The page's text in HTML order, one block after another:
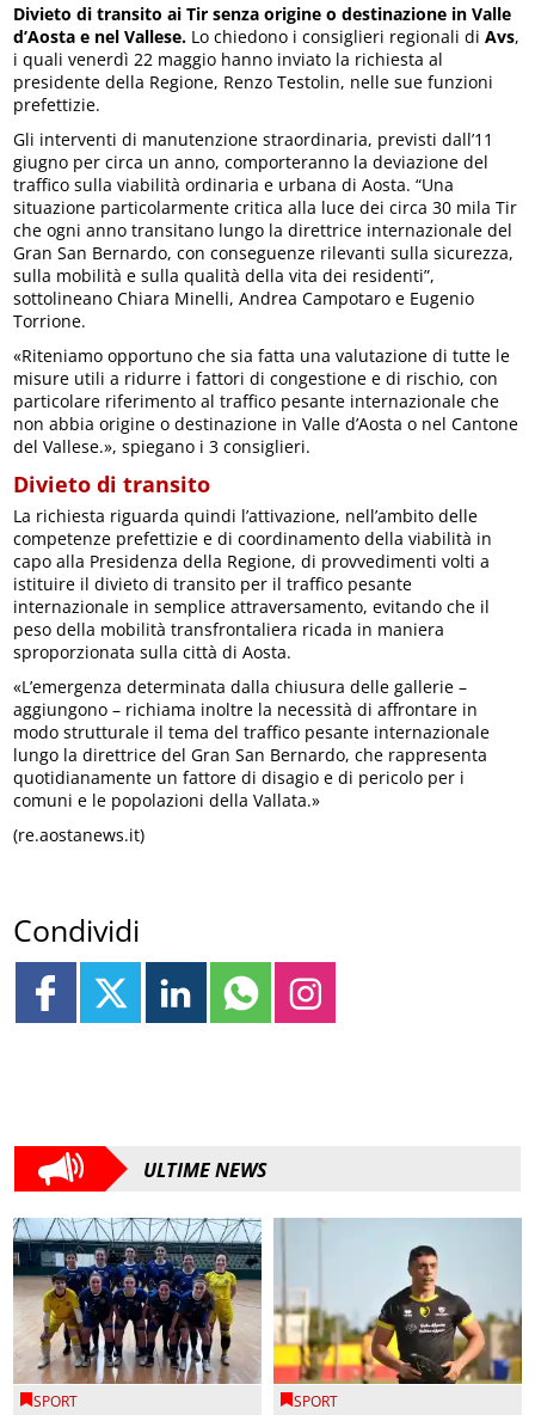
Divieto di transito ai Tir senza origine o destinazione in Valle
d’Aosta e nel Vallese. Lo chiedono i consiglieri regionali diAvs,
i quali venerdì 22 maggio hanno inviato la richiesta al
presidente della Regione, Renzo Testolin, nelle sue funzioni
prefettizie.
Gli interventi di manutenzione straordinaria, previsti dall’11
giugno per circa un anno, comporteranno la deviazione del
traffico sulla viabilità ordinaria e urbana di Aosta. “Una
situazione particolarmente critica alla luce dei circa 30 mila Tir
che ogni anno transitano lungo la direttrice internazionale del
Gran San Bernardo, con conseguenze rilevanti sulla sicurezza,
sulla mobilità e sulla qualità della vita dei residenti”,
sottolineano Chiara Minelli, Andrea Campotaro e Eugenio
Torrione.
«Riteniamo opportuno che sia fatta una valutazione di tutte le
misure utili a ridurre i fattori di congestione e di rischio, con
particolare riferimento al traffico pesante internazionale che
non abbia origine o destinazione in Valle d’Aosta o nel Cantone
del Vallese.», spiegano i 3 consiglieri.
Divieto di transito
La richiesta riguarda quindi l’attivazione, nell’ambito delle
competenze prefettizie e di coordinamento della viabilità in
capo alla Presidenza della Regione, di provvedimenti volti a
istituire il divieto di transito per il traffico pesante
internazionale in semplice attraversamento, evitando che il
peso della mobilità transfrontaliera ricada in maniera
sproporzionata sulla città di Aosta.
«L’emergenza determinata dalla chiusura delle gallerie –
aggiungono – richiama inoltre la necessità di affrontare in
modo strutturale il tema del traffico pesante internazionale
lungo la direttrice del Gran San Bernardo, che rappresenta
quotidianamente un fattore di disagio e di pericolo per i
comuni e le popolazioni della Vallata.»
(re.aostanews.it)
Condividi
ULTIME NEWS
SPORT SPORT